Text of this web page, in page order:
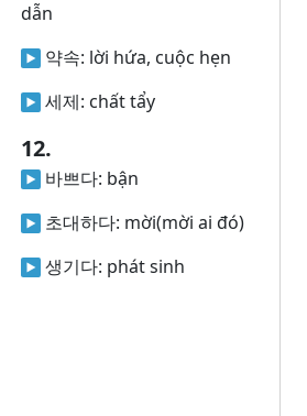
dẫn
약속: lời hứa, cuộc hẹn
세제: chất tẩy
12.
바쁘다: bận
초대하다: mời(mời ai đó)
생기다: phát sinh